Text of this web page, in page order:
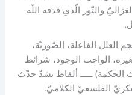
والنّور الّذي قذفه اللّه
الفاعلة، الصّوريّة،
الواجب الوجود، شرائط
الحكمة) ـــــ ألفاظ تشدّ حدّث
الفلسفيّ الكلاميّ.